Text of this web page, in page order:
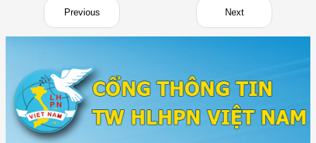
Previous Next